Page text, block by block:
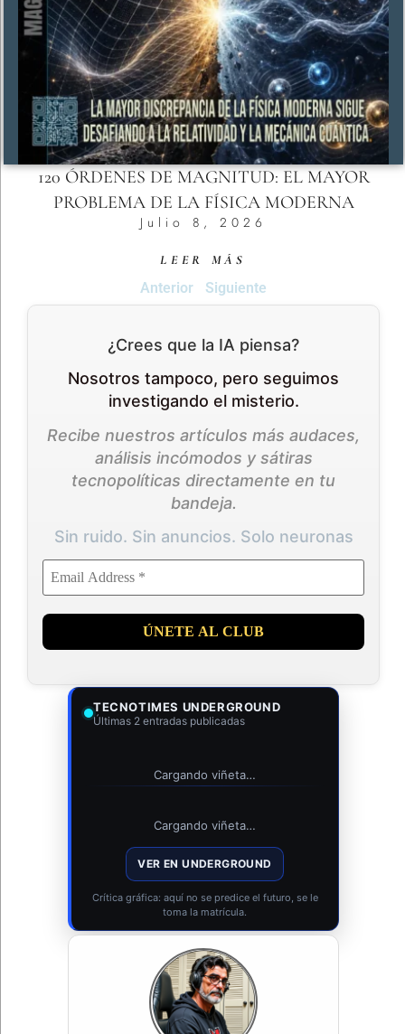
120 ÓRDENES DE MAGNITUD: EL MAYOR
PROBLEMA DE LA FÍSICA MODERNA
Julio 8, 2026
LEER MÁS
Anterior Siguiente
¿Crees que la IA piensa?
Nosotros tampoco, pero seguimos
investigando el misterio.
Recibe nuestros artículos más audaces,
análisis incómodos y sátiras
tecnopolíticas directamente en tu
bandeja.
Sin ruido. Sin anuncios. Solo neuronas
TECNOTIMES UNDERGROUND
Últimas 2 entradas publicadas
Cargando viñeta…
Cargando viñeta…
VER EN UNDERGROUND
Crítica gráfica: aquí no se predice el futuro, se le
toma la matrícula.